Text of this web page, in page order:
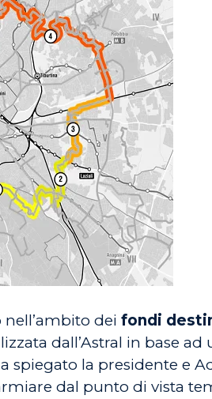
nell’ambito dei fondi
dall’Astral in base
spiegato la presidente e
dal punto di vista